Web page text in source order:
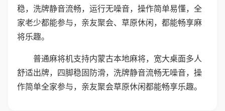
稳，洗牌静音流畅，运行无噪音，操作简单易懂，全
家老少都能参与，亲友聚会、草原休闲，都能畅享麻
将乐趣。
普通麻将机支持内蒙古本地麻将，宽大桌面多人
舒适出牌，四脚稳固防滑，洗牌静音流畅无噪音，操
作简单全家参与，亲友聚会草原休闲都能畅享乐趣。